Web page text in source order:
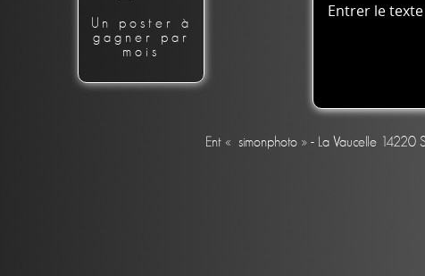
Un poster à
gagner par
mois
Entrer le
Ent « simonphoto » - La Vaucelle